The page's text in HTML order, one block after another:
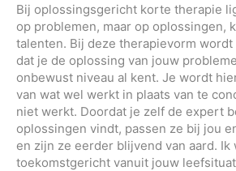
Bij oplossingsgericht korte therapie
op problemen, maar op oplossingen,
talenten. Bij deze therapievorm wordt
dat je de oplossing van jouw
onbewust niveau al kent. Je wordt
van wat wel werkt in plaats van te
niet werkt. Doordat je zelf de expert
oplossingen vindt, passen ze bij jou
en zijn ze eerder blijvend van aard. Ik
toekomstgericht vanuit jouw